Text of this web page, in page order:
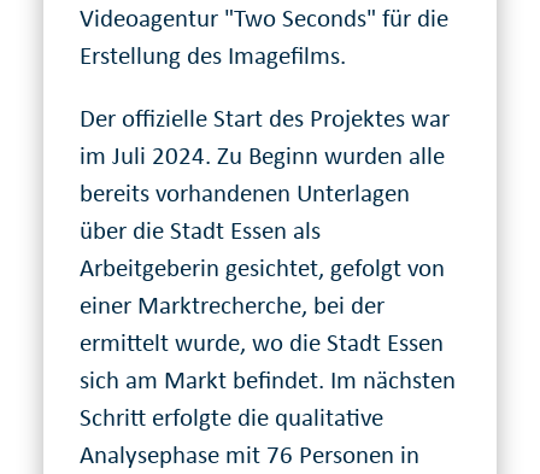
Videoagentur "Two Seconds" für die
Erstellung des Imagefilms.
Der offizielle Start des Projektes war
im Juli 2024. Zu Beginn wurden alle
bereits vorhandenen Unterlagen
über die Stadt Essen als
Arbeitgeberin gesichtet, gefolgt von
einer Marktrecherche, bei der
ermittelt wurde, wo die Stadt Essen
sich am Markt befindet. Im nächsten
Schritt erfolgte die qualitative
Analysephase mit 76 Personen in